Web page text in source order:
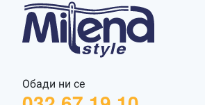
Обади ни се